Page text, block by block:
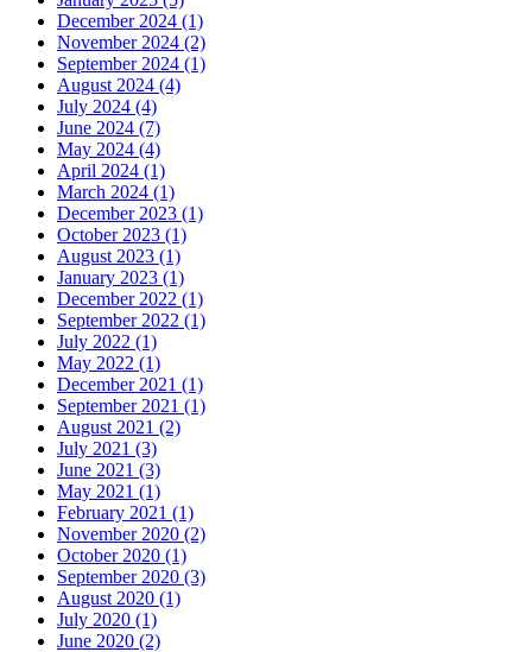
December 2024 (1)
November 2024 (2)
September 2024 (1)
August 2024 (4)
July 2024 (4)
June 2024 (7)
May 2024 (4)
April 2024 (1)
March 2024 (1)
December 2023 (1)
October 2023 (1)
August 2023 (1)
January 2023 (1)
December 2022 (1)
September 2022 (1)
July 2022 (1)
May 2022 (1)
December 2021 (1)
September 2021 (1)
August 2021 (2)
July 2021 (3)
June 2021 (3)
May 2021 (1)
February 2021 (1)
November 2020 (2)
October 2020 (1)
September 2020 (3)
August 2020 (1)
July 2020 (1)
June 2020 (2)